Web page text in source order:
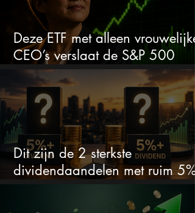
Deze ETF met alleen vrouwelijke
CEO’s verslaat de S&P 500
keihard
Dit zijn de 2 sterkste
dividendaandelen met ruim 5%